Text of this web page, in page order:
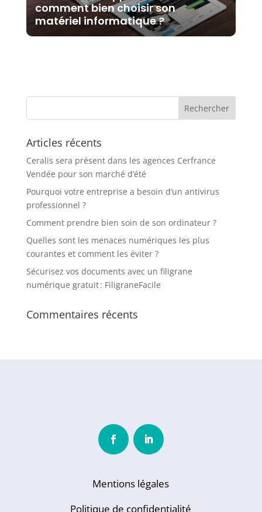
comment bien choisir son
matériel informatique ?
Articles récents
Ceralis sera présent dans les agences Cerfrance
Vendée pour son marché d’été
Pourquoi votre entreprise a besoin d’un antivirus
professionnel ?
Comment prendre bien soin de son ordinateur ?
Quelles sont les menaces numériques les plus
courantes et comment les éviter ?
Sécurisez vos documents avec un filigrane
numérique gratuit : FiligraneFacile
Commentaires récents
Mentions légales
Politique de confidentialité